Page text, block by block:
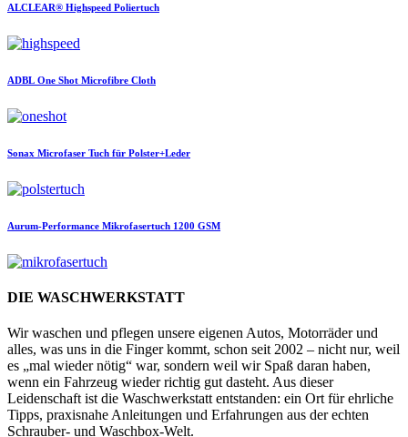
ALCLEAR® Highspeed Poliertuch
ADBL One Shot Microfibre Cloth
Sonax Microfaser Tuch für Polster+Leder
Aurum-Performance Mikrofasertuch 1200 GSM
DIE WASCHWERKSTATT
Wir waschen und pflegen unsere eigenen Autos, Motorräder und
alles, was uns in die Finger kommt, schon seit 2002 – nicht nur, weil
es „mal wieder nötig“ war, sondern weil wir Spaß daran haben,
wenn ein Fahrzeug wieder richtig gut dasteht. Aus dieser
Leidenschaft ist die Waschwerkstatt entstanden: ein Ort für ehrliche
Tipps, praxisnahe Anleitungen und Erfahrungen aus der echten
Schrauber- und Waschbox-Welt.